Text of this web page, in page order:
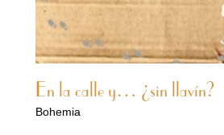
En la calle y… ¿sin llavín?
Bohemia